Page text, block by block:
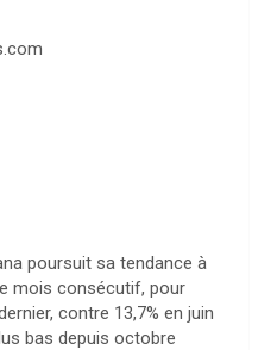
poursuit sa tendance à
mois consécutif, pour
contre 13,7% en juin
bas depuis octobre